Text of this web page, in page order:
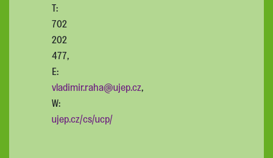
T:
702
202
477,
E:
vladimir.raha@ujep.cz,
W:
ujep.cz/cs/ucp/